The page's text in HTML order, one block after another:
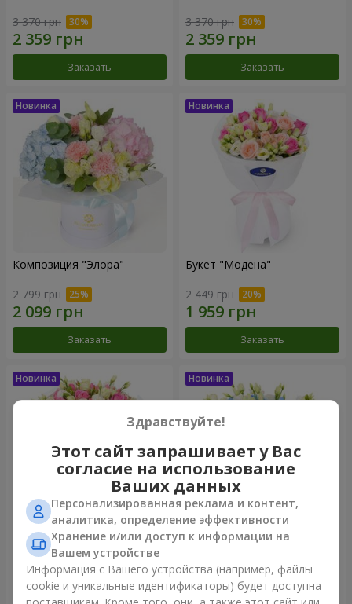
3 370 грн
Заказать
3 370 грн
Заказать
Композиция "Элора"
2 799 грн
Заказать
Букет "Модена"
2 449 грн
Заказать
Букет "Piedmont"
5 279 грн
Композиция "Сильвия"
3 570 грн
Здравствуйте!
Этот сайт запрашивает у Вас
согласие на использование
Ваших данных
Персонализированная реклама и контент,
аналитика, определение эффективности
Хранение и/или доступ к информации на
Вашем устройстве
Информация с Вашего устройства (например, файлы
cookie и уникальные идентификаторы) будет доступна